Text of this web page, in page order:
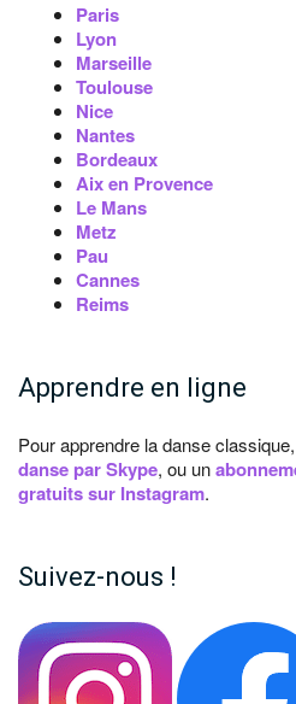
Paris
Lyon
Marseille
Toulouse
Nice
Nantes
Bordeaux
Aix en Provence
Le Mans
Metz
Pau
Cannes
Reims
Apprendre en ligne
Pour apprendre la danse
danse par Skype, ou un
gratuits sur Instagram.
Suivez-nous !